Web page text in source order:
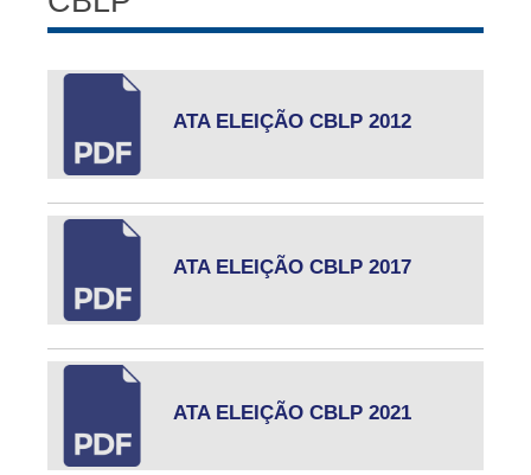
ATA ELEIÇÃO CBLP 2012
ATA ELEIÇÃO CBLP 2017
ATA ELEIÇÃO CBLP 2021